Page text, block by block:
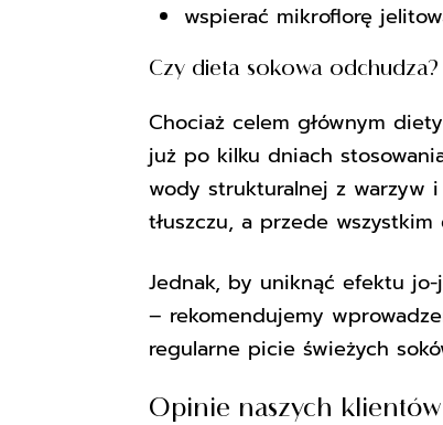
wspierać mikroflorę
Czy dieta sokowa odchudza?
Chociaż celem głównym
już po kilku dniach
wody strukturalnej z warzyw
tłuszczu, a przede
Jednak, by uniknąć efektu
– rekomendujemy
regularne picie świeżych
Opinie naszych